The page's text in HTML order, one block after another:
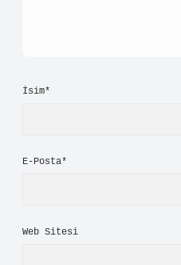
İsim*
E-Posta*
Web Sitesi